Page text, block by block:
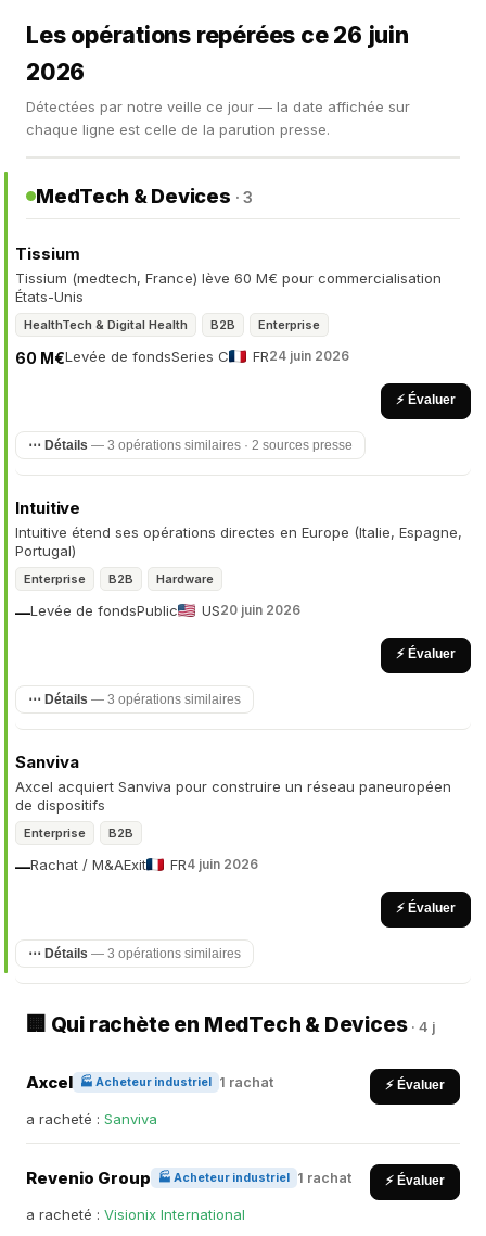
Les opérations repérées ce 26 juin
2026
Détectées par notre veille ce jour — la date affichée sur
chaque ligne est celle de la parution presse.
MedTech & Devices · 3
Tissium
Tissium (medtech, France) lève 60 M€ pour commercialisation
États-Unis
HealthTech & Digital Health B2B Enterprise
Levée de fonds
60 M€ Series C FR24 juin 2026
⚡ Évaluer
⋯ Détails — 3 opérations similaires · 2 sources presse
Intuitive
Intuitive étend ses opérations directes en Europe (Italie, Espagne,
Portugal)
Enterprise B2B Hardware
Levée de fonds
— Public US20 juin 2026
⚡ Évaluer
⋯ Détails — 3 opérations similaires
Sanviva
Axcel acquiert Sanviva pour construire un réseau paneuropéen
de dispositifs
Enterprise B2B
Rachat / M&A
— Exit FR4 juin 2026
⚡ Évaluer
⋯ Détails — 3 opérations similaires
🏢 Qui rachète en MedTech & Devices · 4 j
Axcel 🏭 Acheteur industriel 1 rachat ⚡ Évaluer
a racheté : Sanviva
Revenio Group 🏭 Acheteur industriel 1 rachat ⚡ Évaluer
a racheté : Visionix International